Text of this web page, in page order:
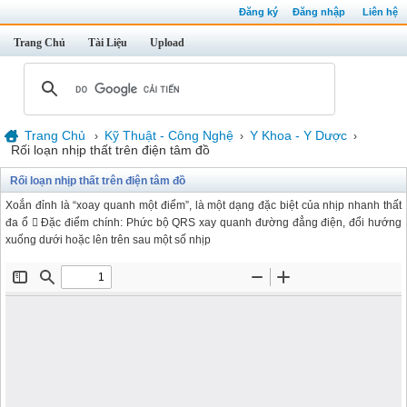
Đăng ký Đăng nhập Liên hệ
Trang Chủ Tài Liệu Upload
Trang Chủ › Kỹ Thuật - Công Nghệ › Y Khoa - Y Dược ›
Rối loạn nhịp thất trên điện tâm đồ
Rối loạn nhịp thất trên điện tâm đồ
Xoắn đỉnh là “xoay quanh một điểm”, là một dạng đặc biệt của nhịp nhanh thất
đa ổ  Đặc điểm chính: Phức bộ QRS xay quanh đường đẳng điện, đổi hướng
xuống dưới hoặc lên trên sau một số nhịp